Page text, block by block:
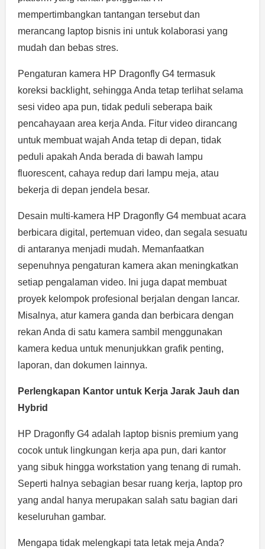
mempertimbangkan tantangan tersebut dan
merancang laptop bisnis ini untuk kolaborasi yang
mudah dan bebas stres.
Pengaturan kamera HP Dragonfly G4 termasuk
koreksi backlight, sehingga Anda tetap terlihat selama
sesi video apa pun, tidak peduli seberapa baik
pencahayaan area kerja Anda. Fitur video dirancang
untuk membuat wajah Anda tetap di depan, tidak
peduli apakah Anda berada di bawah lampu
fluorescent, cahaya redup dari lampu meja, atau
bekerja di depan jendela besar.
Desain multi-kamera HP Dragonfly G4 membuat acara
berbicara digital, pertemuan video, dan segala sesuatu
di antaranya menjadi mudah. Memanfaatkan
sepenuhnya pengaturan kamera akan meningkatkan
setiap pengalaman video. Ini juga dapat membuat
proyek kelompok profesional berjalan dengan lancar.
Misalnya, atur kamera ganda dan berbicara dengan
rekan Anda di satu kamera sambil menggunakan
kamera kedua untuk menunjukkan grafik penting,
laporan, dan dokumen lainnya.
Perlengkapan Kantor untuk Kerja Jarak Jauh dan
Hybrid
HP Dragonfly G4 adalah laptop bisnis premium yang
cocok untuk lingkungan kerja apa pun, dari kantor
yang sibuk hingga workstation yang tenang di rumah.
Seperti halnya sebagian besar ruang kerja, laptop pro
yang andal hanya merupakan salah satu bagian dari
keseluruhan gambar.
Mengapa tidak melengkapi tata letak meja Anda?